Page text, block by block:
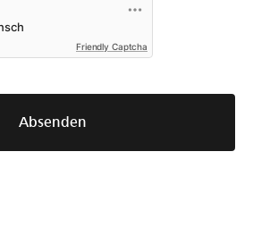
Friendly Captcha
Absenden